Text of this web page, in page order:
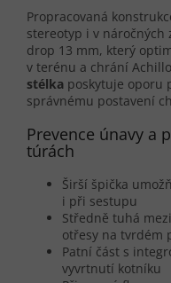
Propracovaná
stereotyp i v
drop 13 mm, který
v terénu a chrání
stélka poskytuje oporu
správnému postavení
Prevence únavy a
túrách
Širší špička
i při sestupu
Středně tuhá
otřesy na tvrdém
Patní část s
vyvrtnutí kotníku